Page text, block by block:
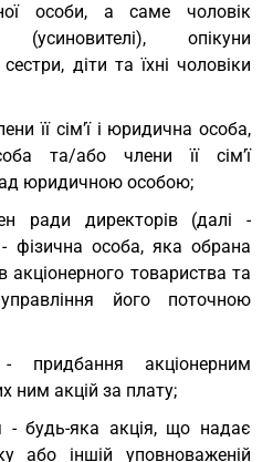
особи, а саме чоловік
опікуни
діти та їхні чоловіки
її сім’ї і юридична особа,
та/або члени її сім’ї
юридичною особою;
ради директорів (далі -
фізична особа, яка обрана
товариства та
його поточною
акціонерним
ним акцій за плату;
- будь-яка акція, що надає
або іншій уповноваженій